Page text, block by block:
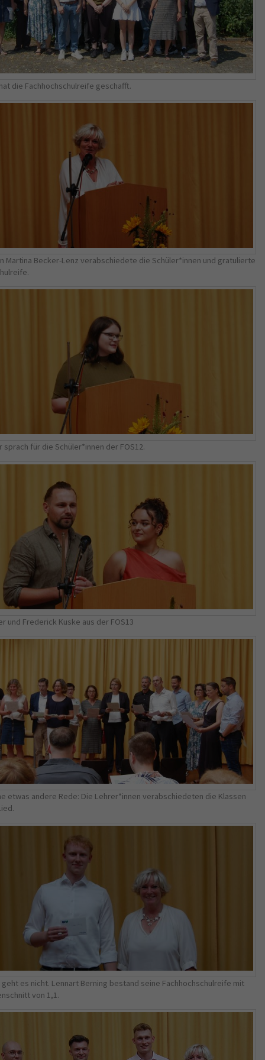
die Fachhochschulreife geschafft.
Martina Becker-Lenz verabschiedete die Schüler*innen und gratulierte
sprach für die Schüler*innen der FOS12.
und Frederick Kuske aus der FOS13
etwas andere Rede: Die Lehrer*innen verabschiedeten die Klassen
es nicht. Lennart Berning bestand seine Fachhochschulreife mit
von 1,1.
Name _gid
Anbieter Google Analytics
Laufzeit 1 Jahr
This cookie is installed by Google Analytics.
The cookie is used to store information of
creating an analytics report of how the
wbsite is doing. The data collected including
the number visitors, the source where they
have come from, and the pages viisted in an
anonymous form.